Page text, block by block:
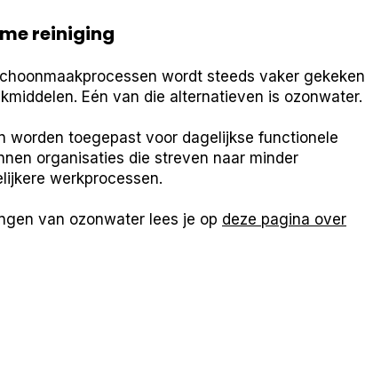
reiniging
wordt steeds vaker gekeken
Eén van die alternatieven is ozonwater.
worden toegepast voor dagelijkse functionele
organisaties die streven naar minder
werkprocessen.
van ozonwater lees je op deze pagina over